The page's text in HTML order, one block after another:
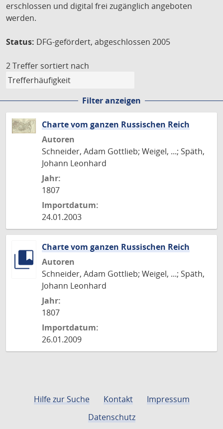
erschlossen und digital frei zugänglich angeboten
werden.
Status: DFG-gefördert, abgeschlossen 2005
2 Treffer sortiert nach
Filter anzeigen
Charte vom ganzen Russischen Reich
Autoren
Schneider, Adam Gottlieb; Weigel, ...; Späth,
Johann Leonhard
Jahr:
1807
Importdatum:
24.01.2003
Charte vom ganzen Russischen Reich
Autoren
Schneider, Adam Gottlieb; Weigel, ...; Späth,
Johann Leonhard
Jahr:
1807
Importdatum:
26.01.2009
Hilfe zur Suche Kontakt
Impressum
Datenschutz